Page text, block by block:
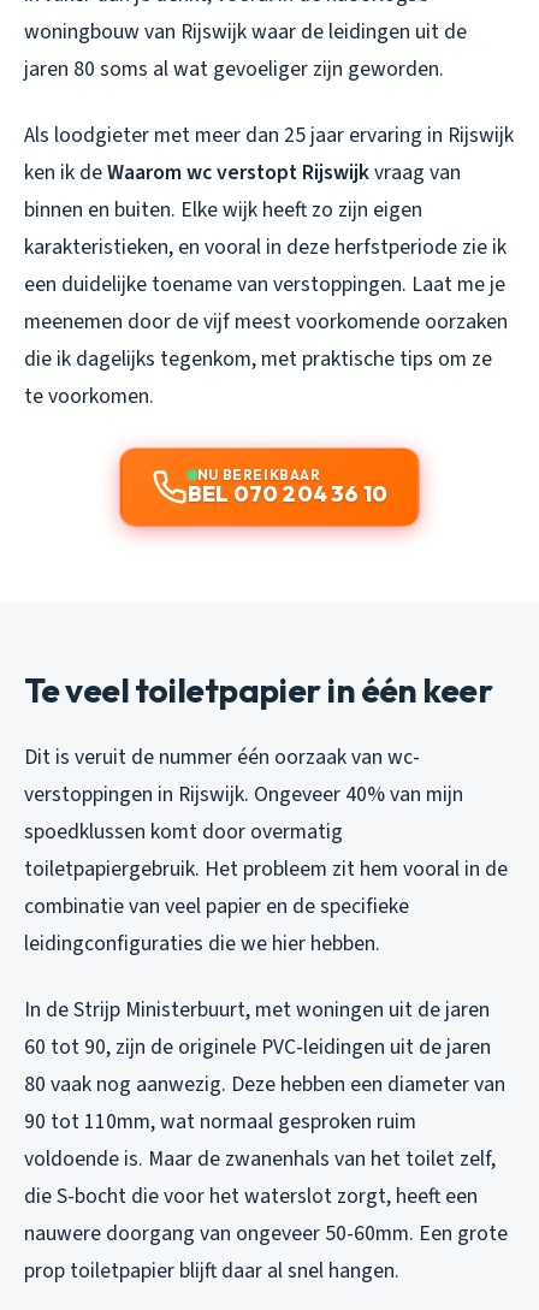
woningbouw van Rijswijk waar de leidingen uit de
jaren 80 soms al wat gevoeliger zijn geworden.
Als loodgieter met meer dan 25 jaar ervaring in Rijswijk
ken ik deWaarom wc verstopt Rijswijkvraag van
binnen en buiten. Elke wijk heeft zo zijn eigen
karakteristieken, en vooral in deze herfstperiode zie ik
een duidelijke toename van verstoppingen. Laat me je
meenemen door de vijf meest voorkomende oorzaken
die ik dagelijks tegenkom, met praktische tips om ze
te voorkomen.
NU BEREIKBAAR
BEL 070 204 36 10
Te veel toiletpapier in één keer
Dit is veruit de nummer één oorzaak van wc-
verstoppingen in Rijswijk. Ongeveer 40% van mijn
spoedklussen komt door overmatig
toiletpapiergebruik. Het probleem zit hem vooral in de
combinatie van veel papier en de specifieke
leidingconfiguraties die we hier hebben.
In de Strijp Ministerbuurt, met woningen uit de jaren
60 tot 90, zijn de originele PVC-leidingen uit de jaren
80 vaak nog aanwezig. Deze hebben een diameter van
90 tot 110mm, wat normaal gesproken ruim
voldoende is. Maar de zwanenhals van het toilet zelf,
die S-bocht die voor het waterslot zorgt, heeft een
nauwere doorgang van ongeveer 50-60mm. Een grote
prop toiletpapier blijft daar al snel hangen.